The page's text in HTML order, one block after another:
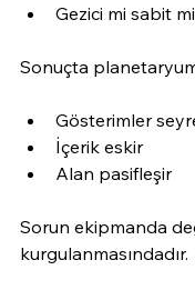
Gezici mi sabit
Sonuçta
Gösterimler
İçerik eskir
Alan pasifleşir
Sorun ekipmanda
kurgulanmasındadır.